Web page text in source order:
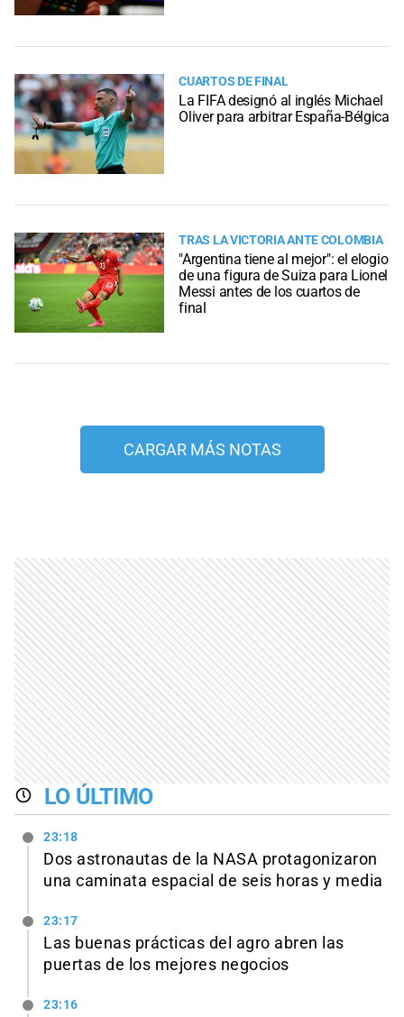
CUARTOS DE FINAL
La FIFA designó al inglés Michael
Oliver para arbitrar España-Bélgica
TRAS LA VICTORIA ANTE COLOMBIA
"Argentina tiene al mejor": el elogio
de una figura de Suiza para Lionel
Messi antes de los cuartos de
final
CARGAR MÁS NOTAS
LO ÚLTIMO
23:18
Dos astronautas de la NASA protagonizaron
una caminata espacial de seis horas y media
23:17
Las buenas prácticas del agro abren las
puertas de los mejores negocios
23:16